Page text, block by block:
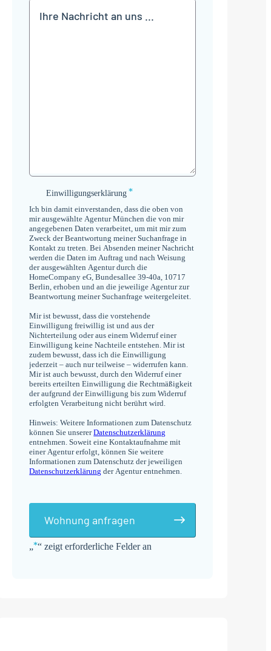
„*“ zeigt erforderliche Felder an
Einwilligungserklärung
Einwilligungserklärung *
Ich bin damit einverstanden, dass die oben von
mir ausgewählte Agentur München die von mir
angegebenen Daten verarbeitet, um mit mir zum
Zweck der Beantwortung meiner Suchanfrage in
Kontakt zu treten. Bei Absenden meiner Nachricht
werden die Daten im Auftrag und nach Weisung
der ausgewählten Agentur durch die
HomeCompany eG, Bundesallee 39-40a, 10717
Berlin, erhoben und an die jeweilige Agentur zur
Beantwortung meiner Suchanfrage weitergeleitet.
Mir ist bewusst, dass die vorstehende
Einwilligung freiwillig ist und aus der
Nichterteilung oder aus einem Widerruf einer
Einwilligung keine Nachteile entstehen. Mir ist
zudem bewusst, dass ich die Einwilligung
jederzeit – auch nur teilweise – widerrufen kann.
Mir ist auch bewusst, durch den Widerruf einer
bereits erteilten Einwilligung die Rechtmäßigkeit
der aufgrund der Einwilligung bis zum Widerruf
erfolgten Verarbeitung nicht berührt wird.
Hinweis: Weitere Informationen zum Datenschutz
können Sie unsererDatenschutzerklärung
entnehmen. Soweit eine Kontaktaufnahme mit
einer Agentur erfolgt, können Sie weitere
Informationen zum Datenschutz der jeweiligen
Datenschutzerklärung der Agentur entnehmen.
Wohnung anfragen